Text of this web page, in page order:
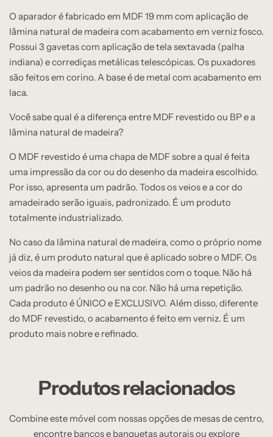
O aparador é fabricado em MDF 19 mm com aplicação de
lâmina natural de madeira com acabamento em verniz fosco.
Possui 3 gavetas com aplicação de tela sextavada (palha
indiana) e corrediças metálicas telescópicas. Os puxadores
são feitos em corino. A base é de metal com acabamento em
laca.
Você sabe qual é a diferença entre MDF revestido ou BP e a
lâmina natural de madeira?
O MDF revestido é uma chapa de MDF sobre a qual é feita
uma impressão da cor ou do desenho da madeira escolhido.
Por isso, apresenta um padrão. Todos os veios e a cor do
amadeirado serão iguais, padronizado. É um produto
totalmente industrializado.
No caso da lâmina natural de madeira, como o próprio nome
já diz, é um produto natural que é aplicado sobre o MDF. Os
veios da madeira podem ser sentidos com o toque. Não há
um padrão no desenho ou na cor. Não há uma repetição.
Cada produto é ÚNICO e EXCLUSIVO. Além disso, diferente
do MDF revestido, o acabamento é feito em verniz. É um
produto mais nobre e refinado.
Produtos relacionados
Combine este móvel com nossas opções de mesas de centro,
encontre bancos e banquetas autorais ou explore